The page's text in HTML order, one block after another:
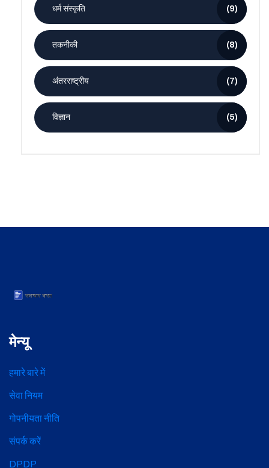
धर्म संस्कृति (9)
तकनीकी (8)
अंतरराष्ट्रीय (7)
विज्ञान (5)
मेन्यू
हमारे बारे में
सेवा नियम
गोपनीयता नीति
संपर्क करें
DPDP